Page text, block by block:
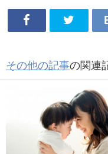
その他の記事の関連